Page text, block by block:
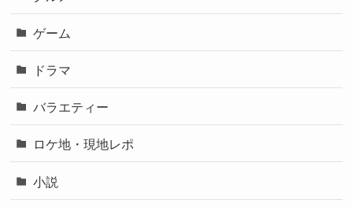
ゲーム
ドラマ
バラエティー
ロケ地・現地レポ
小説